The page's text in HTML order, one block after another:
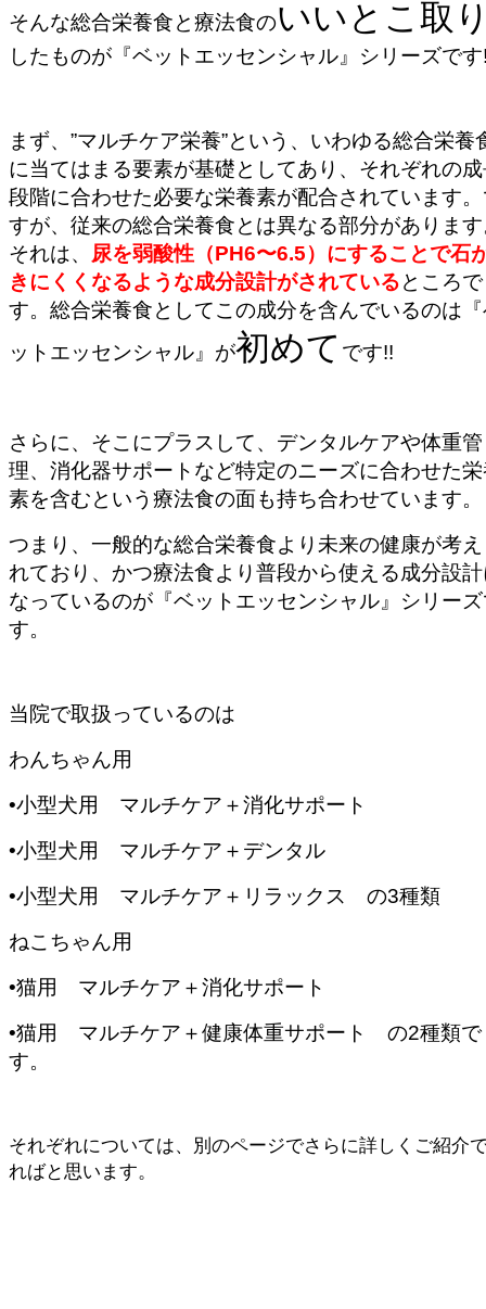
そんな総合栄養食と療法食のいいとこ取
したものが『ベットエッセンシャル』シリーズです
まず、 ”マルチケア栄養”という、いわゆる総合栄養
に当てはまる要素が基礎としてあり、それぞれの
段階に合わせた必要な栄養素が配合されています
すが、従来の総合栄養食とは異なる部分がありま
それは、 尿を弱酸性（PH6〜6.5）にすることで石
きにくくなるような成分設計がされているところで
す。総合栄養食としてこの成分を含んでいるのは
ットエッセンシャル』が初めて です!!
さらに、そこにプラスして、デンタルケアや体重管
理、消化器サポートなど特定のニーズに合わせた
素を含むという療法食の面も持ち合わせています。
つまり、一般的な総合栄養食より未来の健康が考
れており、かつ療法食より普段から使える成分設
なっているのが『ベットエッセンシャル』シリー
す。
当院で取扱っているのは
わんちゃん用
•小型犬用 マルチケア＋消化サポート
•小型犬用 マルチケア＋デンタル
•小型犬用 マルチケア＋リラックス の3種類
ねこちゃん用
•猫用 マルチケア＋消化サポート
•猫用 マルチケア＋健康体重サポート の2種類で
す。
それぞれについては、別のページでさらに詳しくご紹介
ればと思います。